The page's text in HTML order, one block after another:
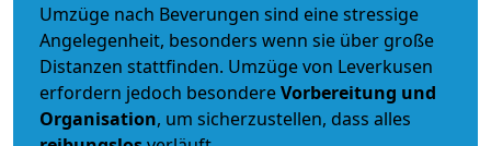
Umzüge nach Beverungen sind eine stressige
Angelegenheit, besonders wenn sie über große
Distanzen stattfinden. Umzüge von Leverkusen
erfordern jedoch besondereVorbereitung und
Organisation, um sicherzustellen, dass alles